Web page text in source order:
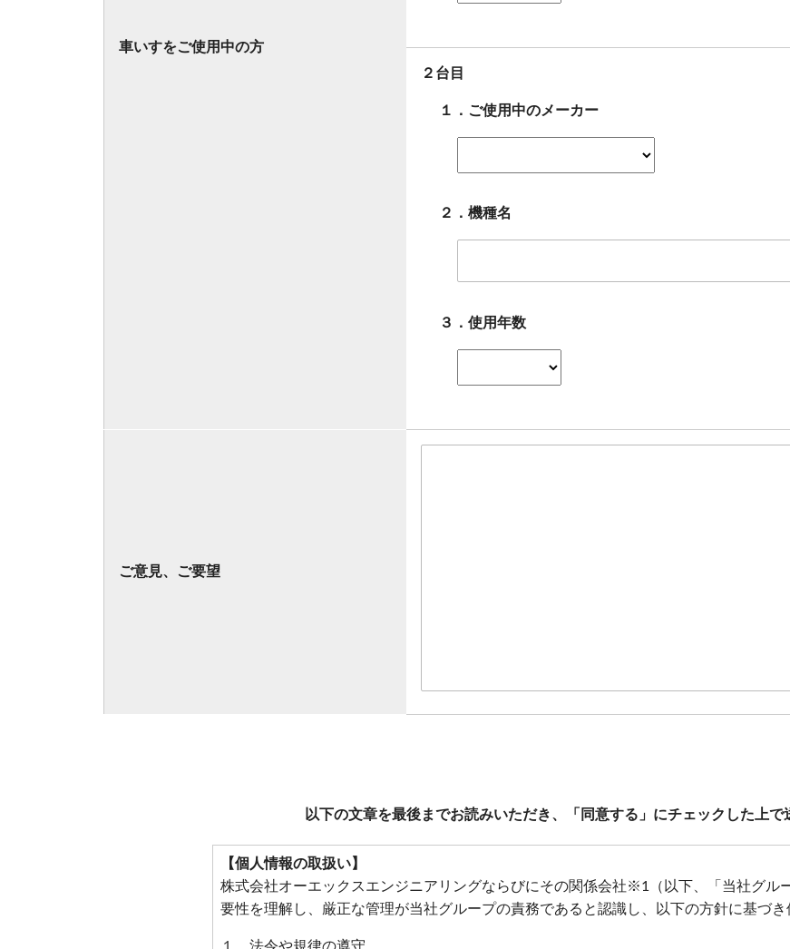
車いすをご使用中の方
２台目
１．ご使用中のメーカー
２．機種名
３．使用年数
ご意見、ご要望
以下の文章を最後までお読みいただき、「同意する」にチェックした上で
【個人情報の取扱い】
株式会社オーエックスエンジニアリングならびにその関係会社※1（以下、「当社グル
要性を理解し、厳正な管理が当社グループの責務であると認識し、以下の方針に基づき